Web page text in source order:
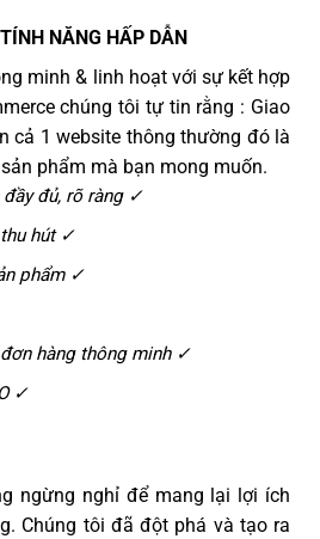
NĂNG HẤP DẪN
minh & linh hoạt với sự kết hợp
chúng tôi tự tin rằng : Giao
cả 1 website thông thường đó là
phẩm mà bạn mong muốn.
đầy đủ, rõ ràng ✓
thu hút ✓
phẩm ✓
hàng thông minh ✓
✓
ngừng nghỉ để mang lại lợi ích
Chúng tôi đã đột phá và tạo ra